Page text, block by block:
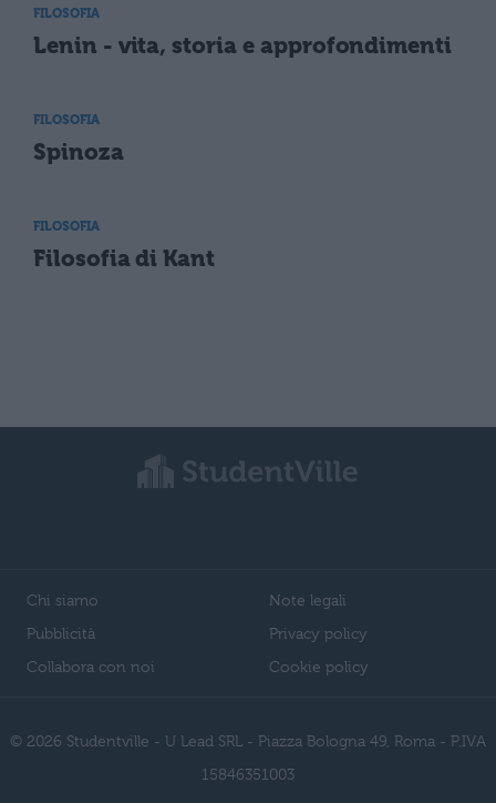
FILOSOFIA
Lenin - vita, storia e approfondimenti
FILOSOFIA
Spinoza
FILOSOFIA
Filosofia di Kant
Chi siamo
Pubblicità
Collabora con noi
Note legali
Privacy policy
Cookie policy
© 2026 Studentville - U Lead SRL - Piazza Bologna 49, Roma - P.IVA
15846351003